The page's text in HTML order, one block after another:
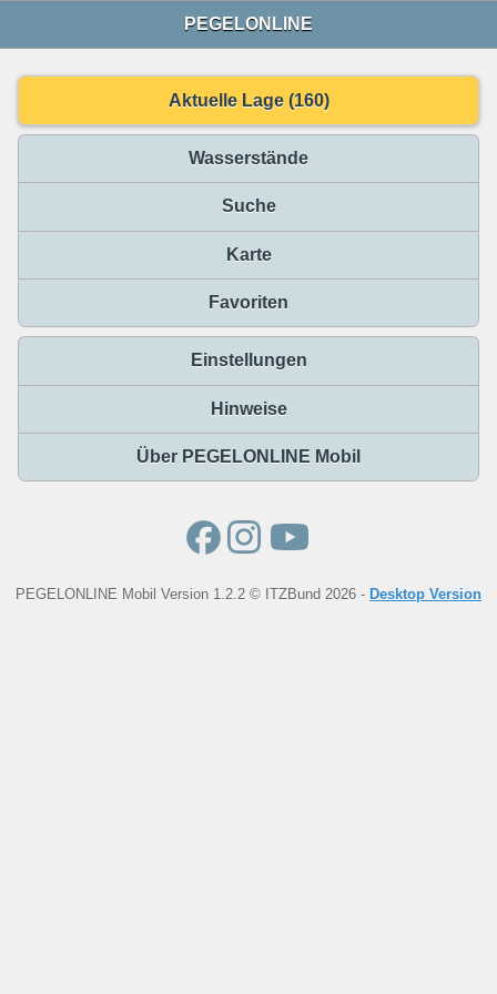
PEGELONLINE
Aktuelle Lage (160)
Wasserstände
Suche
Karte
Favoriten
Einstellungen
Hinweise
Über PEGELONLINE Mobil
PEGELONLINE Mobil Version 1.2.2 © ITZBund 2026 - Desktop Version